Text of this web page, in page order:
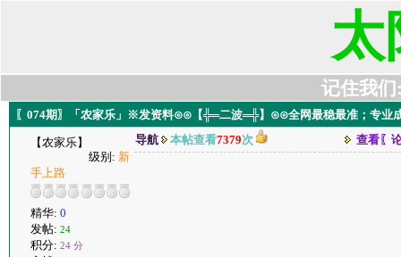
太
记住我们
〖074期〗「农家乐」※发资料⊙⊙【╬═二波═╬】⊙⊙全网最稳最准；专业
【农家乐】
级别: 新
手上路
精华: 0
发帖: 24
积分: 24 分
导航 本帖查看7379次 查看〖